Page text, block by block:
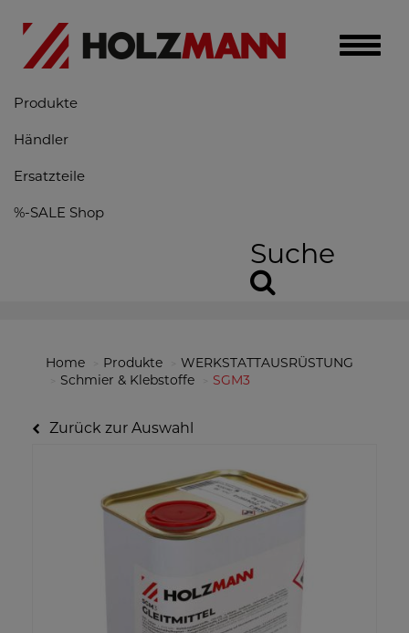
Toggle
Produkte
Händler
Ersatzteile
%-SALE Shop
Suche
Home Produkte
WERKSTATTAUSRÜSTUNG
Schmier & Klebstoffe
SGM3
Zurück zur Auswahl